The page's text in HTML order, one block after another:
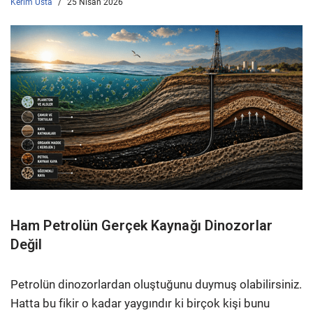
Kerim Usta 25 Nisan 2026
Ham Petrolün Gerçek Kaynağı Dinozorlar
Değil
Petrolün dinozorlardan oluştuğunu duymuş olabilirsiniz.
Hatta bu fikir o kadar yaygındır ki birçok kişi bunu